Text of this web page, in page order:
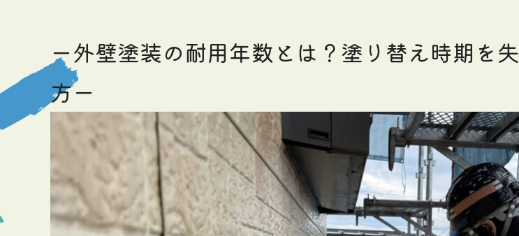
ー外壁塗装の耐用年数とは？塗り替え時期を
方ー